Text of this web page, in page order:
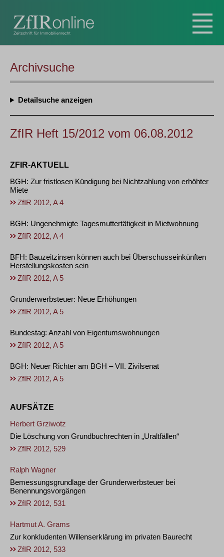
Archivsuche
Detailsuche
ZfIR Heft 15/2012 vom 06.08.2012
ZFIR-AKTUELL
BGH: Zur fristlosen Kündigung bei Nichtzahlung von erhöhter
Miete
ZfIR 2012, A 4
BGH: Ungenehmigte Tagesmuttertätigkeit in Mietwohnung
ZfIR 2012, A 4
BFH: Bauzeitzinsen können auch bei Überschusseinkünften
Herstellungskosten sein
ZfIR 2012, A 5
Grunderwerbsteuer: Neue Erhöhungen
ZfIR 2012, A 5
Bundestag: Anzahl von Eigentumswohnungen
ZfIR 2012, A 5
BGH: Neuer Richter am BGH – VII. Zivilsenat
ZfIR 2012, A 5
AUFSÄTZE
Herbert Grziwotz
Die Löschung von Grundbuchrechten in „Uraltfällen“
ZfIR 2012, 529
Ralph Wagner
Bemessungsgrundlage der Grunderwerbsteuer bei
Benennungsvorgängen
ZfIR 2012, 531
Hartmut A. Grams
Zur konkludenten Willenserklärung im privaten Baurecht
ZfIR 2012, 533